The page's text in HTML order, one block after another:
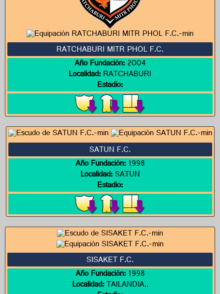
RATCHABURI MITR PHOL F.C.
Año Fundación:2004
Localidad:RATCHABURI
Estadio:
SATUN F.C.
Año Fundación:1998
Localidad:SATUN
Estadio:
SISAKET F.C.
Año Fundación:1998
Localidad:TAILANDIA..